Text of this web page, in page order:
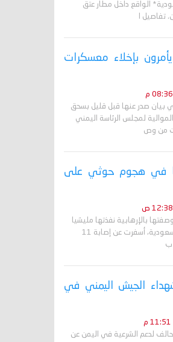
الواقع داخل مطار عتق
ا
بإخلاء معسكرات
بيان صدر عنها قبل قليل بسحق
لمجلس الرئاسة اليمني
من وص
11 مدنيًا في هجوم حوثي على
بالإرهابية نفذتها مليشيا
الحوثي على منطقة نجران في السعودية، أسفرت عن إصابة 11
ب
الجيش اليمني في
لدعم الشرعية في اليمن عن